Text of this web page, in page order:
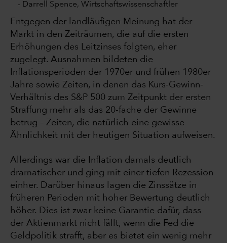
- Darrell Spence, Wirtschaftswissenschaftler
Entgegen der landläufigen Meinung hat der
Markt in den Zeiträumen, die auf die ersten
Erhöhungen des Leitzinses folgten, eher
zugelegt. Ausnahmen bildeten die
Inflationsperioden der 1970er und frühen 1980er
Jahre sowie Zeiten, in denen das Kurs-Gewinn-
Verhältnis des S&P 500 zum Zeitpunkt der ersten
Straffung mehr als das 20-fache der Gewinne
betrug – Zeiten, die natürlich eine gewisse
Ähnlichkeit mit der heutigen Situation aufweisen.
Allerdings war die Inflation damals deutlich
dramatischer und ging mit einer tiefen Rezession
einher. Darüber hinaus lagen die Zinssätze in
früheren Perioden mit hoher Bewertung deutlich
höher. Dies ist zwar keine Garantie dafür, dass
der Aktienmarkt nicht fällt, wenn die Fed die
Geldpolitik strafft, aber es bietet ein wenig mehr